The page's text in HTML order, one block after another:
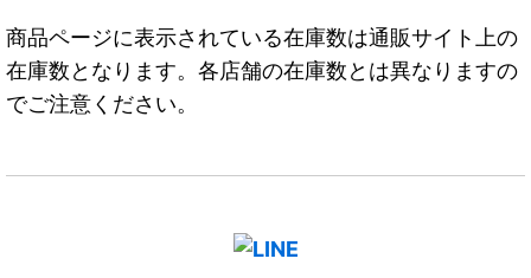
商品ページに表示されている在庫数は通販サイト上の
在庫数となります。各店舗の在庫数とは異なりますの
でご注意ください。